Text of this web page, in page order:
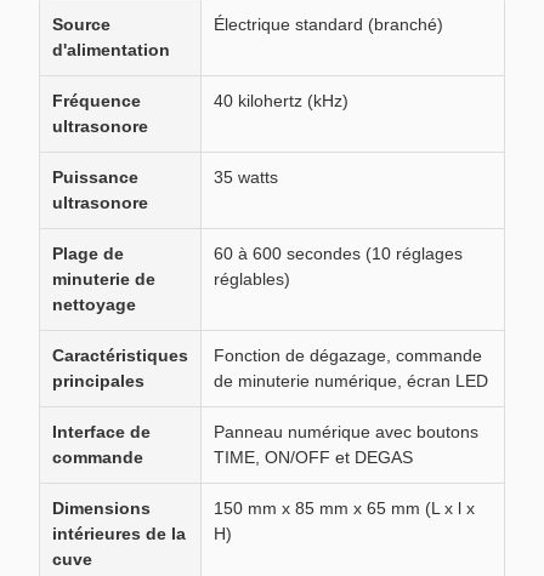
Source
d'alimentation
Électrique standard (branché)
Fréquence
ultrasonore
40 kilohertz (kHz)
Puissance
ultrasonore
35 watts
Plage de
minuterie de
nettoyage
60 à 600 secondes (10 réglages
réglables)
Caractéristiques
principales
Fonction de dégazage, commande
de minuterie numérique, écran LED
Interface de
commande
Panneau numérique avec boutons
TIME, ON/OFF et DEGAS
Dimensions
intérieures de la
cuve
150 mm x 85 mm x 65 mm (L x l x
H)